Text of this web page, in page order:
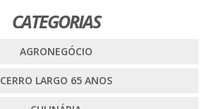
CATEGORIAS
AGRONEGÓCIO
CERRO LARGO 65 ANOS